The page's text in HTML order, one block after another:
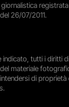
26/07/2011.
indicato, tutti i diritti
materiale
di proprietà